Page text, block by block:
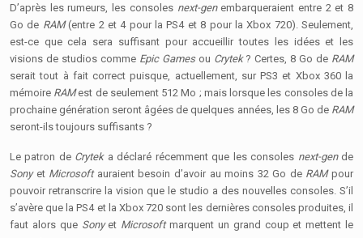
D’après les rumeurs, les consoles next-genembarqueraient entre 2 et 8
Go de RAM(entre 2 et 4 pour la PS4 et 8 pour la Xbox 720). Seulement,
est-ce que cela sera suffisant pour accueillir toutes les idées et les
visions de studios comme Epic Gamesou Crytek? Certes, 8 Go de RAM
serait tout à fait correct puisque, actuellement, sur PS3 et Xbox 360 la
mémoire RAMest de seulement 512 Mo ; mais lorsque les consoles de la
prochaine génération seront âgées de quelques années, les 8 Go de RAM
seront-ils toujours suffisants ?
Le patron de Cryteka déclaré récemment que les consoles next-gende
Sonyet Microsoftauraient besoin d’avoir au moins 32 Go de RAMpour
pouvoir retranscrire la vision que le studio a des nouvelles consoles. S’il
s’avère que la PS4 et la Xbox 720 sont les dernières consoles produites, il
faut alors que Sonyet Microsoftmarquent un grand coup et mettent le